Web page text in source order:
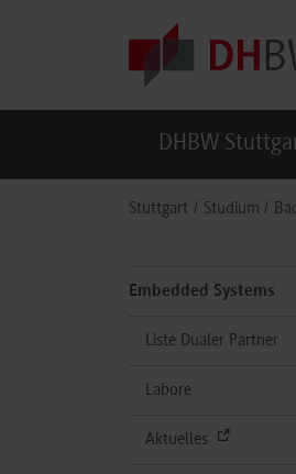
DHBW
Stuttgart Studium
Embedded Systems
Liste Dualer Partner
Labore
Aktuelles